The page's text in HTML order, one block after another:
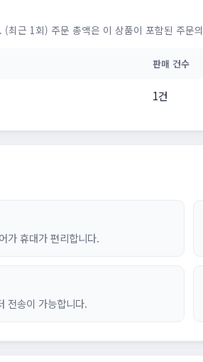
최근 1회) 주문 총액은 이 상품이 포함된 주문
판매 건수
1건
가 휴대가 편리합니다.
전송이 가능합니다.